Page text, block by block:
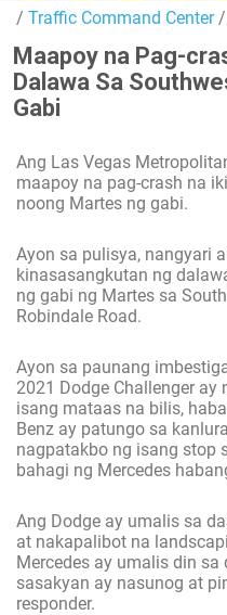
/ Traffic Command Center/
Maapoy na Pag-
Dalawa Sa
Gabi
Ang Las Vegas
maapoy na pag-crash na
noong Martes ng gabi.
Ayon sa pulisya, nangyari
kinasasangkutan ng
ng gabi ng Martes sa
Robindale Road.
Ayon sa paunang
2021 Dodge Challenger ay
isang mataas na bilis,
Benz ay patungo sa
nagpatakbo ng isang stop
bahagi ng Mercedes
Ang Dodge ay umalis sa
at nakapalibot na
Mercedes ay umalis din
sasakyan ay nasunog at
responder.